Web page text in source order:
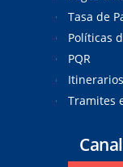
Tasa de
Políticas
PQR
Itinerarios
Tramites